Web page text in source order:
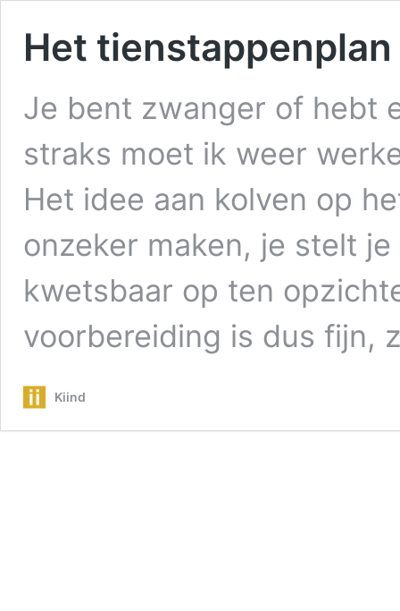
Het
Je bent zwanger of hebt
straks moet ik weer
Het idee aan kolven op
onzeker maken, je stelt
kwetsbaar op ten
voorbereiding is dus fijn,
Kiind